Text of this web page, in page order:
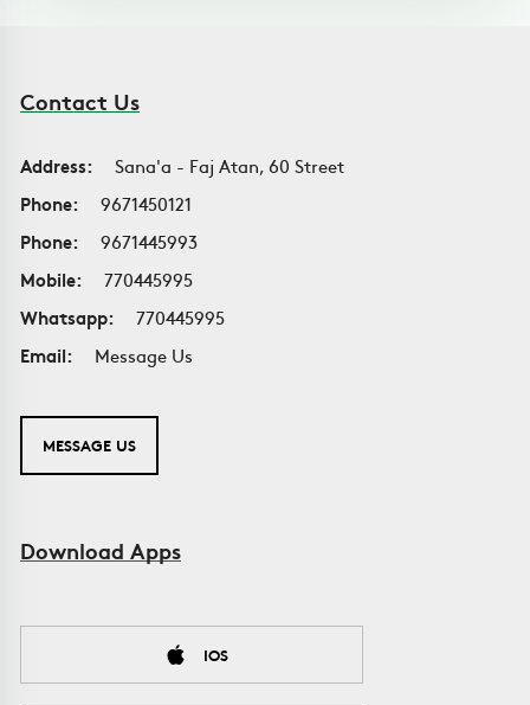
Contact Us
Address:
Sana'a - Faj Atan, 60 Street
Phone:
9671450121
Phone:
9671445993
Mobile:
770445995
Whatsapp:
770445995
Email:
Message Us
MESSAGE US
Download Apps
IOS